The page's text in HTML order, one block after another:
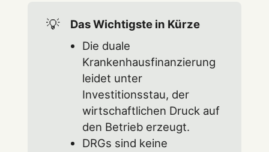
💡
Das Wichtigste in Kürze
Die duale
Krankenhausfinanzierung
leidet unter
Investitionsstau, der
wirtschaftlichen Druck auf
den Betrieb erzeugt.
DRGs sind keine